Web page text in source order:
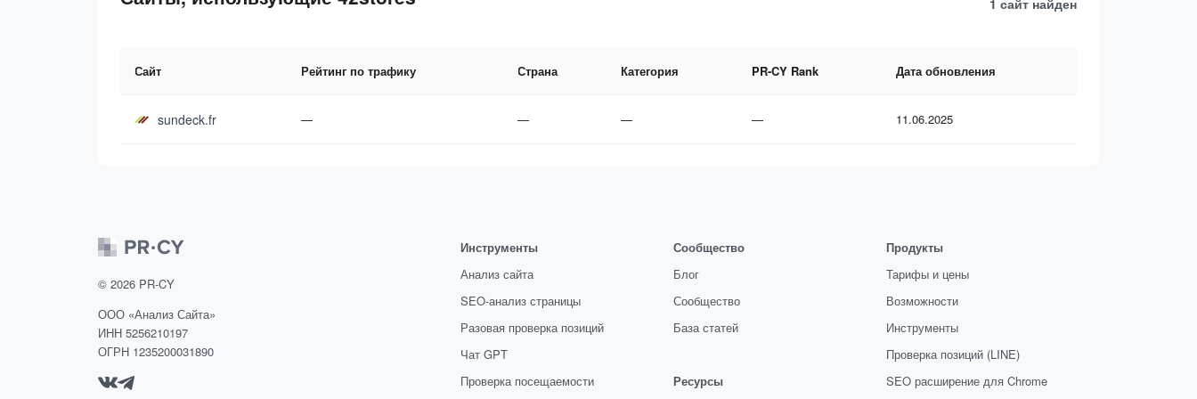
1 сайт найден
Сайт Рейтинг по трафику Страна Категория PR-CY Rank Дата обновления
sundeck.fr — — — — 11.06.2025
© 2026 PR-CY
ООО «Анализ Сайта»
ИНН 5256210197
ОГРН 1235200031890
Инструменты
Анализ сайта
SEO-анализ страницы
Разовая проверка позиций
Чат GPT
Проверка посещаемости
Сообщество
Блог
Сообщество
База статей
Ресурсы
Продукты
Тарифы и цены
Возможности
Инструменты
Проверка позиций (LINE)
SEO расширение для Chrome